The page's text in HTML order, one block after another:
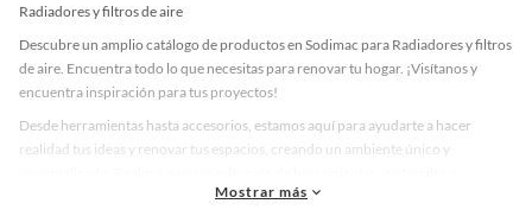
Radiadores y filtros de aire
Descubre un amplio catálogo de productos en Sodimac para Radiadores y filtros
de aire. Encuentra todo lo que necesitas para renovar tu hogar. ¡Visítanos y
encuentra inspiración para tus proyectos!
Desde herramientas hasta accesorios, estamos aquí para ayudarte a hacer
realidad tus ideas y renovar tus espacios, creando un ambiente único y
accesorios de calidad que te ayudarán a crear un espacio más tú.
Mostrar más